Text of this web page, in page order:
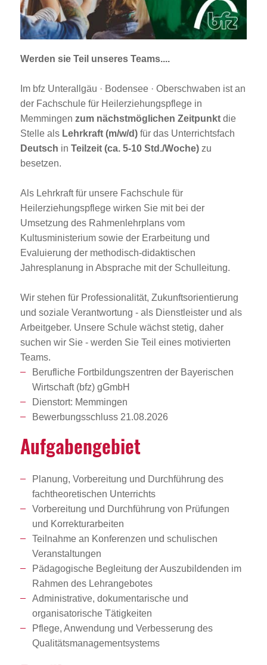
Jobportal
Presse und Medien
bbw e. V.
Karriere
Presse
News Archiv
Werden sie Teil unseres Teams....
Im bfz Unterallgäu · Bodensee · Oberschwaben ist an
der Fachschule für Heilerziehungspflege in
Memmingen zum nächstmöglichen Zeitpunkt die
Stelle als Lehrkraft (m/w/d) für das Unterrichtsfach
Deutsch in Teilzeit (ca. 5-10 Std./Woche)zu
besetzen.
Als Lehrkraft für unsere Fachschule für
Heilerziehungspflege wirken Sie mit bei der
Umsetzung des Rahmenlehrplans vom
Kultusministerium sowie der Erarbeitung und
Evaluierung der methodisch-didaktischen
Jahresplanung in Absprache mit der Schulleitung.
Wir stehen für Professionalität, Zukunftsorientierung
und soziale Verantwortung - als Dienstleister und als
Arbeitgeber. Unsere Schule wächst stetig, daher
suchen wir Sie - werden Sie Teil eines motivierten
Teams.
Berufliche Fortbildungszentren der Bayerischen
Wirtschaft (bfz) gGmbH
Dienstort: Memmingen
Bewerbungsschluss 21.08.2026
Aufga­ben­ge­biet
Planung, Vorbereitung und Durchführung des
fachtheoretischen Unterrichts
Vorbereitung und Durchführung von Prüfungen
und Korrekturarbeiten
Teilnahme an Konferenzen und schulischen
Veranstaltungen
Pädagogische Begleitung der Auszubildenden im
Rahmen des Lehrangebotes
Administrative, dokumentarische und
organisatorische Tätigkeiten
Pflege, Anwendung und Verbesserung des
Qualitätsmanagementsystems